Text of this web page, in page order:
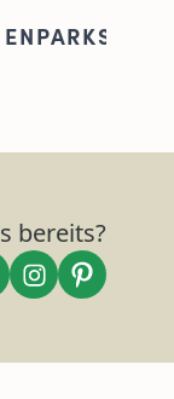
bereits?